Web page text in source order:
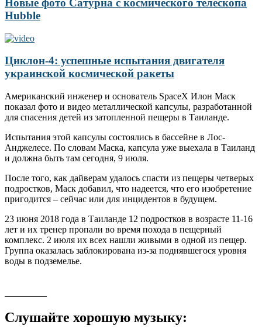
Новые фото Сатурна с космического телескопа
Hubble
Циклон-4: успешные испытания двигателя
украинской космической ракеты
Американский инженер и основатель SpaceX Илон Маск
показал фото и видео металлической капсулы, разработанной
для спасения детей из затопленной пещеры в Таиланде.
Испытания этой капсулы состоялись в бассейне в Лос-
Анджелесе. По словам Маска, капсула уже выехала в Таиланд
и должна быть там сегодня, 9 июля.
После того, как дайверам удалось спасти из пещеры четверых
подростков, Маск добавил, что надеется, что его изобретение
пригодится – сейчас или для инцидентов в будущем.
23 июня 2018 года в Таиланде 12 подростков в возрасте 11-16
лет и их тренер пропали во время похода в пещерный
комплекс. 2 июля их всех нашли живыми в одной из пещер.
Группа оказалась заблокирована из-за поднявшегося уровня
воды в подземелье.
Слушайте хорошую музыку: